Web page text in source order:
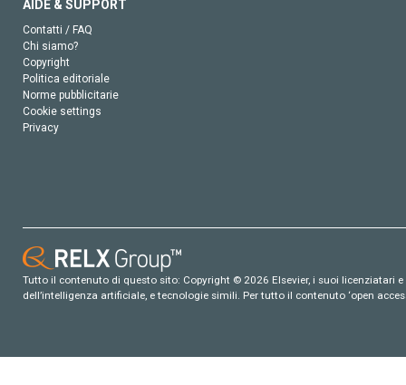
AIDE & SUPPORT
Contatti / FAQ
Chi siamo?
Copyright
Politica editoriale
Norme pubblicitarie
Cookie settings
Privacy
Tutto il contenuto di questo sito: Copyright © 2026 Elsevier, i suoi
dell’intelligenza artificiale, e tecnologie simili. Per tutto il contenuto ‘open